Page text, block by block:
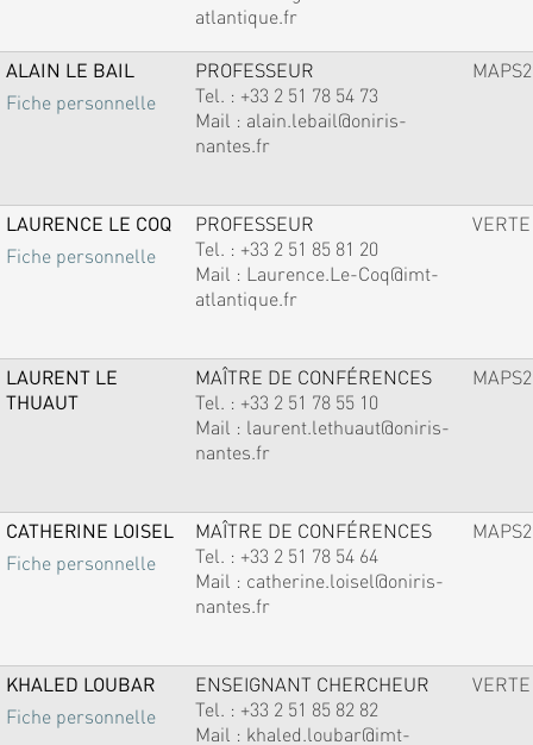
atlantique.fr
ALAIN LE BAIL
Fiche personnelle
PROFESSEUR
Tel. : +33 2 51 78 54 73
Mail : alain.lebail@oniris-
nantes.fr
MAPS2
LAURENCE LE COQ
Fiche personnelle
PROFESSEUR
Tel. : +33 2 51 85 81 20
Mail : Laurence.Le-Coq@imt-
atlantique.fr
VERTE
LAURENT LE
THUAUT
MAÎTRE DE CONFÉRENCES
Tel. : +33 2 51 78 55 10
Mail : laurent.lethuaut@oniris-
nantes.fr
MAPS2
CATHERINE LOISEL
Fiche personnelle
MAÎTRE DE CONFÉRENCES
Tel. : +33 2 51 78 54 64
Mail : catherine.loisel@oniris-
nantes.fr
MAPS2
KHALED LOUBAR
Fiche personnelle
ENSEIGNANT CHERCHEUR
Tel. : +33 2 51 85 82 82
Mail : khaled.loubar@imt-
VERTE